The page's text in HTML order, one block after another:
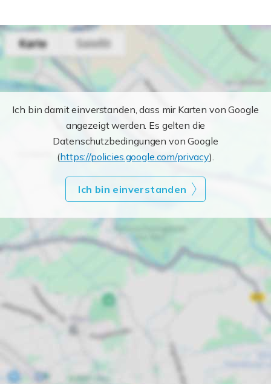
Ich bin damit einverstanden, dass mir Karten von Google
angezeigt werden. Es gelten die
Datenschutzbedingungen von Google
(https://policies.google.com/privacy).
Ich bin einverstanden